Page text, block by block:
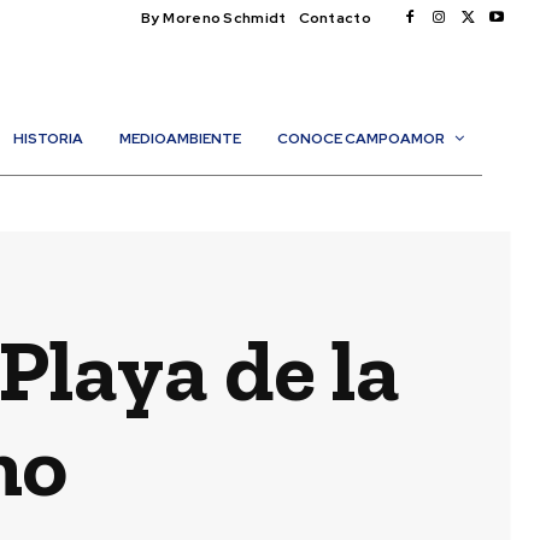
By Moreno Schmidt Contacto
HISTORIA MEDIOAMBIENTE CONOCE CAMPOAMOR
de la